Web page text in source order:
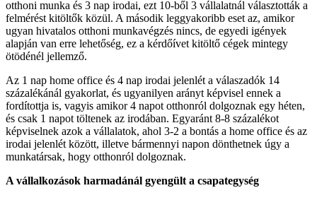
otthoni munka és 3 nap irodai, ezt 10-ből 3 vállalatnál választották a
felmérést kitöltők közül. A második leggyakoribb eset az, amikor
ugyan hivatalos otthoni munkavégzés nincs, de egyedi igények
alapján van erre lehetőség, ez a kérdőívet kitöltő cégek mintegy
ötödénél jellemző.
Az 1 nap home office és 4 nap irodai jelenlét a válaszadók 14
százalékánál gyakorlat, és ugyanilyen arányt képvisel ennek a
fordítottja is, vagyis amikor 4 napot otthonról dolgoznak egy héten,
és csak 1 napot töltenek az irodában. Egyaránt 8-8 százalékot
képviselnek azok a vállalatok, ahol 3-2 a bontás a home office és az
irodai jelenlét között, illetve bármennyi napon dönthetnek úgy a
munkatársak, hogy otthonról dolgoznak.
A vállalkozások harmadánál gyengült a csapategység